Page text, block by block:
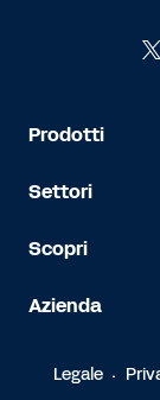
Prodotti
Settori
Scopri
Azienda
Legale